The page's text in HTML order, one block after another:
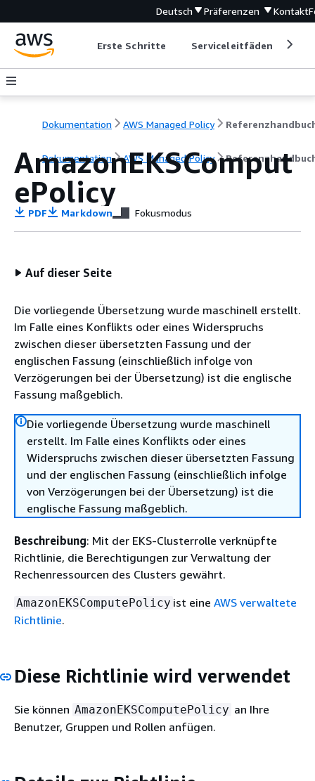
Deutsch Präferenzen Kontakt
Erste Schritte Serviceleitfäden
Dokumentation AWS Managed Policy
Dokumentation AWS Managed Policy
AmazonEKSComput
ePolicy
PDF Markdown Fokusmodus
Auf dieser Seite
Die vorliegende Übersetzung wurde maschinell erstellt.
Im Falle eines Konflikts oder eines Widerspruchs
zwischen dieser übersetzten Fassung und der
englischen Fassung (einschließlich infolge von
Verzögerungen bei der Übersetzung) ist die englische
Fassung maßgeblich.
Die vorliegende Übersetzung wurde maschinell
erstellt. Im Falle eines Konflikts oder eines
Widerspruchs zwischen dieser übersetzten Fassung
und der englischen Fassung (einschließlich infolge
von Verzögerungen bei der Übersetzung) ist die
englische Fassung maßgeblich.
Beschreibung: Mit der EKS-Clusterrolle verknüpfte
Richtlinie, die Berechtigungen zur Verwaltung der
Rechenressourcen des Clusters gewährt.
AmazonEKSComputePolicy ist eine AWS verwaltete
Richtlinie.
Diese Richtlinie wird verwendet
Sie können AmazonEKSComputePolicy an Ihre
Benutzer, Gruppen und Rollen anfügen.